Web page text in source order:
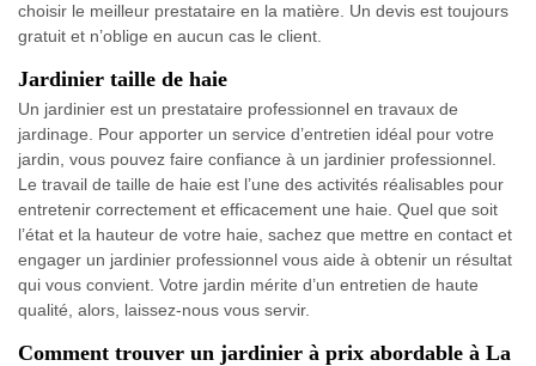
choisir le meilleur prestataire en la matière. Un devis est toujours
gratuit et n’oblige en aucun cas le client.
Jardinier taille de haie
Un jardinier est un prestataire professionnel en travaux de
jardinage. Pour apporter un service d’entretien idéal pour votre
jardin, vous pouvez faire confiance à un jardinier professionnel.
Le travail de taille de haie est l’une des activités réalisables pour
entretenir correctement et efficacement une haie. Quel que soit
l’état et la hauteur de votre haie, sachez que mettre en contact et
engager un jardinier professionnel vous aide à obtenir un résultat
qui vous convient. Votre jardin mérite d’un entretien de haute
qualité, alors, laissez-nous vous servir.
Comment trouver un jardinier à prix abordable à La